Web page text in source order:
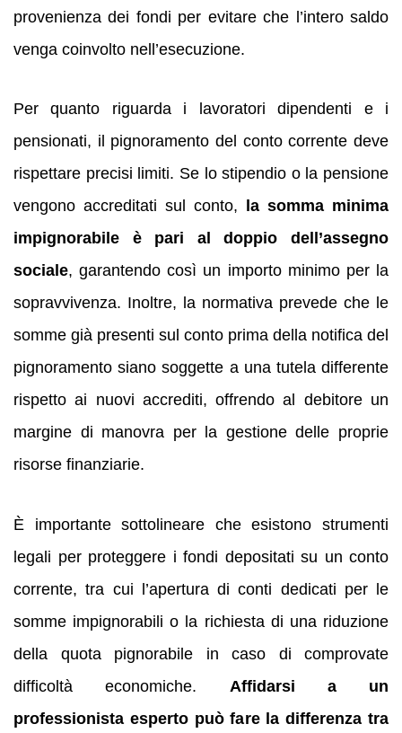
provenienza dei fondi per evitare che l’intero saldo
venga coinvolto nell’esecuzione.
Per quanto riguarda i lavoratori dipendenti e i
pensionati, il pignoramento del conto corrente deve
rispettare precisi limiti. Se lo stipendio o la pensione
vengono accreditati sul conto,
la somma minima
impignorabile è pari al doppio dell’assegno
sociale, garantendo così un importo minimo per la
sopravvivenza. Inoltre, la normativa prevede che le
somme già presenti sul conto prima della notifica del
pignoramento siano soggette a una tutela differente
rispetto ai nuovi accrediti, offrendo al debitore un
margine di manovra per la gestione delle proprie
risorse finanziarie.
È importante sottolineare che esistono strumenti
legali per proteggere i fondi depositati su un conto
corrente, tra cui l’apertura di conti dedicati per le
somme impignorabili o la richiesta di una riduzione
della quota pignorabile in caso di comprovate
difficoltà economiche. Affidarsi a un
professionista esperto può fare la differenza tra